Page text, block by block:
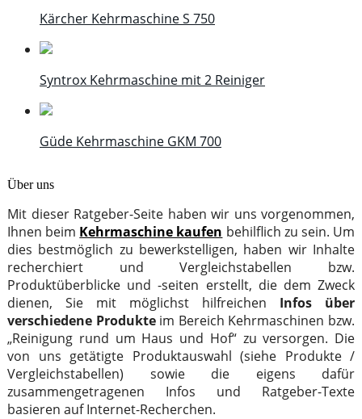
Kärcher Kehrmaschine S 750
Syntrox Kehrmaschine mit 2 Reiniger
Güde Kehrmaschine GKM 700
Über uns
Mit dieser Ratgeber-Seite haben wir uns vorgenommen,
Ihnen beim Kehrmaschine kaufen behilflich zu sein. Um
dies bestmöglich zu bewerkstelligen, haben wir Inhalte
recherchiert und Vergleichstabellen bzw.
Produktüberblicke und -seiten erstellt, die dem Zweck
dienen, Sie mit möglichst hilfreichen Infos über
verschiedene Produkteim Bereich Kehrmaschinen bzw.
„Reinigung rund um Haus und Hof“ zu versorgen. Die
von uns getätigte Produktauswahl (siehe Produkte /
Vergleichstabellen) sowie die eigens dafür
zusammengetragenen Infos und Ratgeber-Texte
basieren auf Internet-Recherchen.